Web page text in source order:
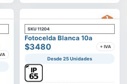
SKU 11204
Fotocelda Blanca 10a
$3480 + IVA
Desde 25 Unidades